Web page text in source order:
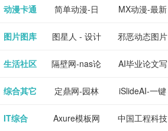
新的
马影
新
、 喜
情
源免
学习
平
、整
影电视剧观看
流星蝴蝶剑官
网资源下载站
力于打造中国
领先的优质短
节目视频
动漫卡通 简单动漫-日
本动画BT下载
站
MX动漫-最新
最全动漫免费
在线观看
图片图库 图星人 - 设计
图片素材免费
下载网站
邪恶动态图片
大全
生活社区 隔壁网-nas论
坛|nas1.cn|nas1|nas
社区|PT网
AI毕业论文写
作-AI毕业设
计-AI答辩问题
综合其它 定鼎网-园林
景观建筑室内
iSlideAI-一键
生成PPT模板
IT综合 Axure模板网 中国工程科技